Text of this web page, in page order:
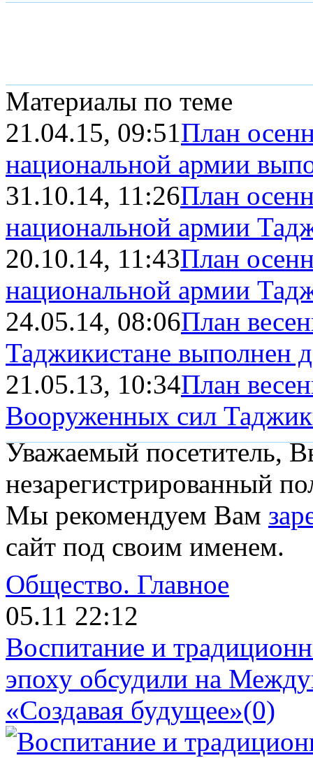
Материалы по теме
21.04.15, 09:51План
национальной армии
31.10.14, 11:26План
национальной армии
20.10.14, 11:43План
национальной армии
24.05.14, 08:06План
Таджикистане выполнен
21.05.13, 10:34План
Вооруженных сил
Уважаемый посетитель,
незарегистрированный
Мы рекомендуем Вам
сайт под своим именем.
Общество. Главное
05.11 22:12
Воспитание и
эпоху обсудили на
«Создавая будущее»(0)